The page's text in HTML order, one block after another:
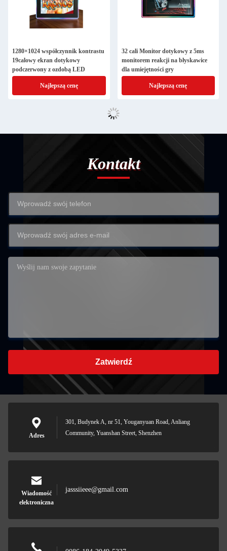
1280×1024 współczynnik kontrastu
19calowy ekran dotykowy
podczerwony z ozdobą LED
Najlepszą cenę
32 cali Monitor dotykowy z 5ms
monitorem reakcji na błyskawice
dla umiejętności gry
Najlepszą cenę
Kontakt
Zatwierdź
Adres
301, Budynek A, nr 51, Youganyuan Road, Anliang
Community, Yuanshan Street, Shenzhen
Wiadomość
elektroniczna
jasssiieee@gmail.com